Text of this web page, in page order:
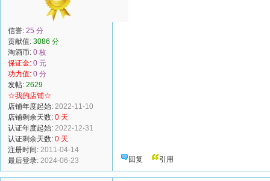
信誉: 25 分
贡献值: 3086 分
淘酒币: 0 枚
保证金: 0 元
功力值: 0 分
发帖: 2629
☆我的店铺☆
店铺年度起始: 2022-11-10
店铺剩余天数: 0 天
认证年度起始: 2022-12-31
认证剩余天数: 0 天
注册时间: 2011-04-14
最后登录: 2024-06-23 回复 引用